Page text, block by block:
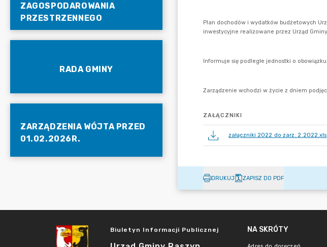
ZAGOSPODAROWANIA
PRZESTRZENNEGO
RADA GMINY
ZARZĄDZENIA WÓJTA PRZED
01.02.2026R.
ZAŁĄCZNIKI
załączniki 2022 do zarz. 2.2022.xls
DRUKUJ ZAPISZ DO PDF
Biuletyn Informacji Publicznej NA SKRÓTY